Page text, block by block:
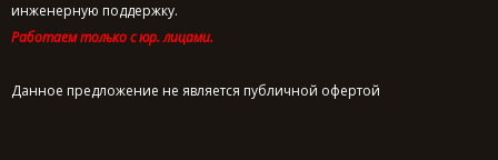
инженерную поддержку.
Работаем только с юр. лицами.
Данное предложение не является публичной офертой